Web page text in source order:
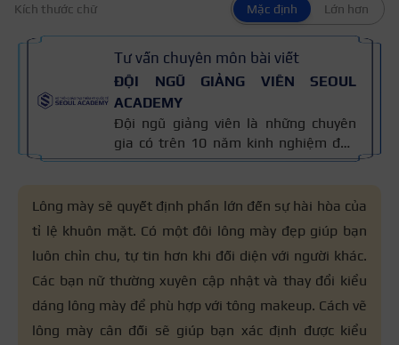
Kích thước chữ Mặc định Lớn hơn
Tư vấn chuyên môn bài viết
ĐỘI NGŨ GIẢNG VIÊN SEOUL
ACADEMY
Đội ngũ giảng viên là những chuyên
gia có trên 10 năm kinh nghiệm đào
tạo nghề và kiến thức thẩm mỹ
nối mi, trang điểm, tóc. Nội dung bài
đào tạo và kinh nghiệm giảng dạy
thực tế, đồng thời được cập nhật
thường xuyên để đảm bảo tính chính
xác.
Lông mày sẽ quyết định phần lớn đến sự hài hòa của
tỉ lệ khuôn mặt. Có một đôi lông mày đẹp giúp bạn
luôn chỉn chu, tự tin hơn khi đối diện với người khác.
Các bạn nữ thường xuyên cập nhật và thay đổi kiểu
dáng lông mày để phù hợp với tông makeup. Cách vẽ
lông mày cân đối sẽ giúp bạn xác định được kiểu